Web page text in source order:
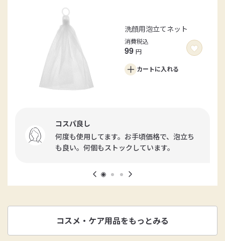
洗顔用泡立てネット
消費税込
99 円
カートに入れる
コスパ良し
何度も使用してます。お手頃価格で、泡立ち
も良い。何個もストックしています。
コスメ・ケア用品をもっとみる